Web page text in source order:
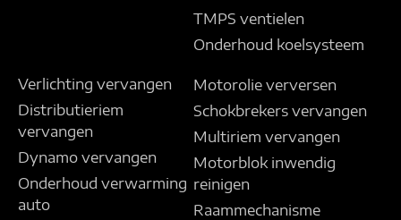
TMPS ventielen
Onderhoud koelsysteem
Verlichting vervangen
Distributieriem
vervangen
Dynamo vervangen
Onderhoud verwarming
auto
Motorolie verversen
Schokbrekers vervangen
Multiriem vervangen
Motorblok inwendig
reinigen
Raammechanisme